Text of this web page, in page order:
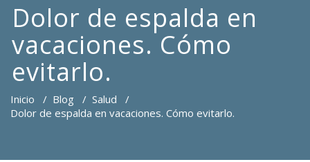
Dolor de espalda en
vacaciones. Cómo
evitarlo.
Inicio / Blog / Salud /
Dolor de espalda en vacaciones. Cómo evitarlo.